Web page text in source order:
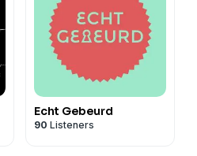
Echt Gebeurd
90 Listeners